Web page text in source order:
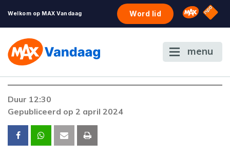
Welkom op MAX Vandaag Word lid Omroep
NPO
menu
Er is een licentie-fout opgetreden. Als het
contact op met onze klantenservice.
Duur 12:30
Gepubliceerd op 2 april 2024